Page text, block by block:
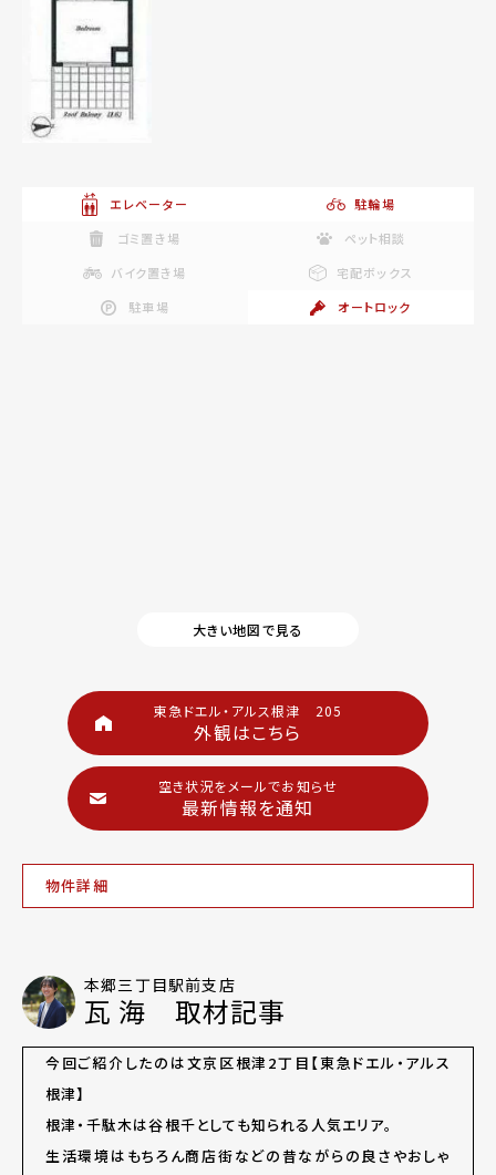
エレベーター
駐輪場
ゴミ置き場
ペット相談
バイク置き場
宅配ボックス
駐車場
オートロック
大きい地図で見る
東急ドエル・アルス根津 205
外観はこちら
空き状況をメールでお知らせ
最新情報を通知
物件詳細
本郷三丁目駅前支店
瓦 海 取材記事
今回ご紹介したのは文京区根津2丁目【東急ドエル・アルス
根津】
根津・千駄木は谷根千としても知られる人気エリア。
生活環境はもちろん商店街などの昔ながらの良さやおしゃ